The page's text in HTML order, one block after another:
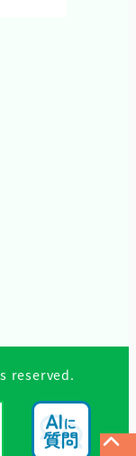
reserved.